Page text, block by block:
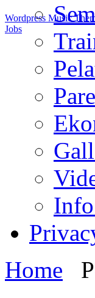
Wordpress Music
Jobs
Home